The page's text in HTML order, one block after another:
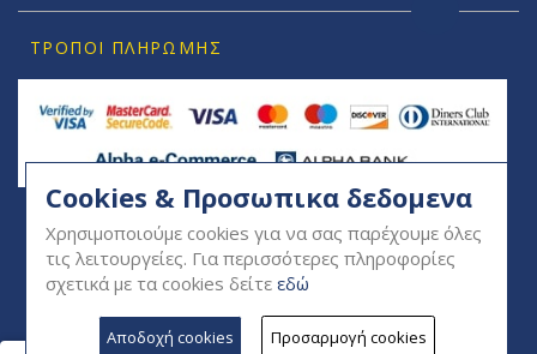
ΤΡΌΠΟΙ ΠΛΗΡΩΜΉΣ
SOCIAL
Cookies & Προσωπικα δεδομενα
Χρησιμοποιούμε cookies για να σας παρέχουμε όλες
τις λειτουργείες. Για περισσότερες πληροφορίες
σχετικά με τα cookies δείτε εδώ
Αποδοχή cookies Προσαρμογή cookies